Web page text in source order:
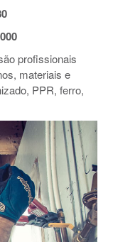
profissionais
materiais e
PPR, ferro,